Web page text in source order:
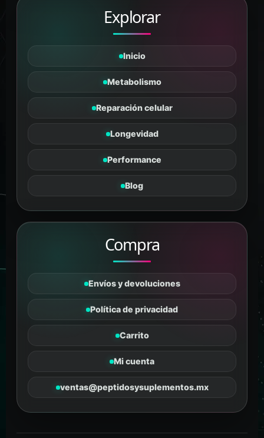
Explorar
Inicio
Metabolismo
Reparación celular
Longevidad
Performance
Blog
Compra
Envíos y devoluciones
Política de privacidad
Carrito
Mi cuenta
ventas@peptidosysuplementos.mx
PÉPTIDOS Y SUPLEMENTOS